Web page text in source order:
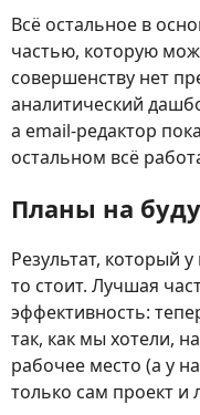
Всё остальное в
частью, которую
совершенству нет
аналитический
а email-редактор
остальном всё
Планы на
Результат, который
то стоит. Лучшая
эффективность:
так, как мы хотели,
рабочее место (а у
только сам проект